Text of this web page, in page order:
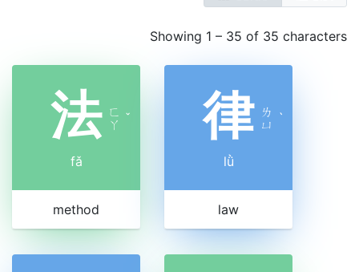
Showing 1 – 35 of 35 characters
法 ㄈ
ㄚ ˇ
fǎ
method
律 ㄌ
ㄩ ˋ
lǜ
law